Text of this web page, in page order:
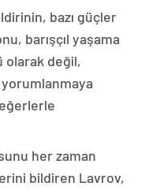
bazı güçler
barışçıl yaşama
olarak değil,
her zaman
bildiren Lavrov,